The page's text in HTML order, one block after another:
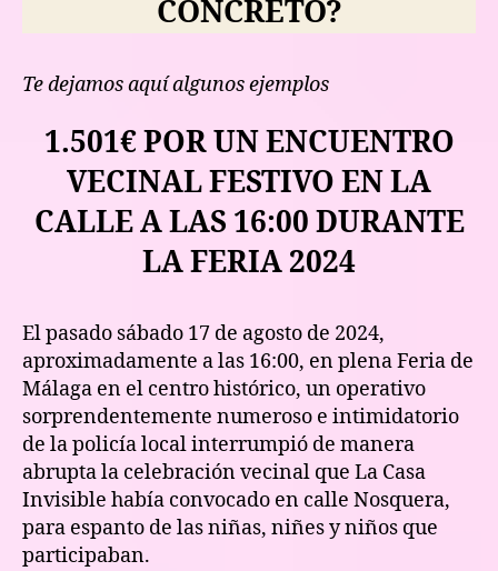
CONCRETO?
Te dejamos aquí algunos ejemplos
1.501€ POR UN ENCUENTRO
VECINAL FESTIVO EN LA
CALLE A LAS 16:00 DURANTE
LA FERIA 2024
El pasado sábado 17 de agosto de 2024,
aproximadamente a las 16:00, en plena Feria de
Málaga en el centro histórico, un operativo
sorprendentemente numeroso e intimidatorio
de la policía local interrumpió de manera
abrupta la celebración vecinal que La Casa
Invisible había convocado en calle Nosquera,
para espanto de las niñas, niñes y niños que
participaban.